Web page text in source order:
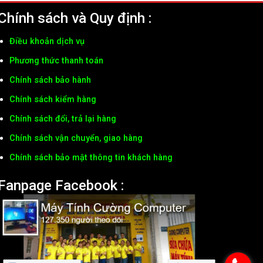
sách và Quy định :
Điều khoản dịch vụ
Phương thức thanh toán
Chính sách bảo hành
Chính sách kiểm hàng
Chính sách đổi, trả lại hàng
Chính sách vận chuyển, giao hàng
Chính sách bảo mật thông tin khách hàng
Facebook :